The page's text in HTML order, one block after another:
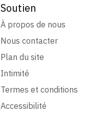
Soutien
À propos de nous
Nous contacter
Plan du site
Intimité
Termes et conditions
Accessibilité